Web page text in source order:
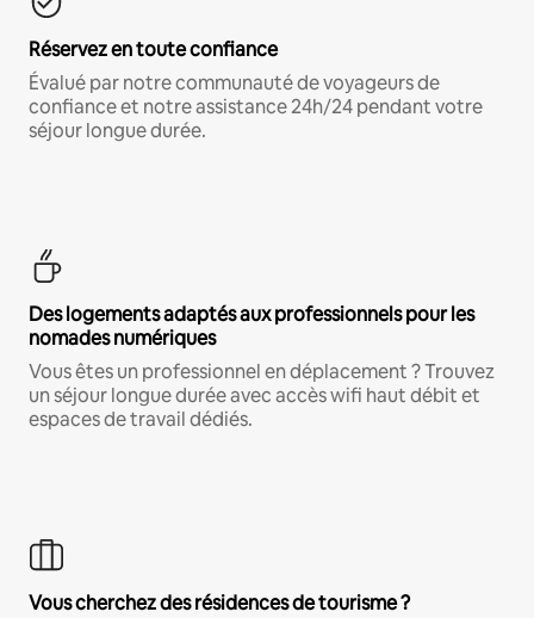
Réservez en toute confiance
Évalué par notre communauté de voyageurs de
confiance et notre assistance 24h/24 pendant votre
séjour longue durée.
Des logements adaptés aux professionnels pour les
nomades numériques
Vous êtes un professionnel en déplacement ? Trouvez
un séjour longue durée avec accès wifi haut débit et
espaces de travail dédiés.
Vous cherchez des résidences de tourisme ?